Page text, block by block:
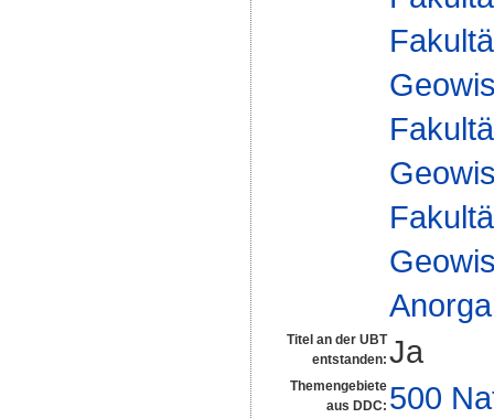
Titel an der UBT
entstanden: Ja
Themengebiete
aus DDC: 500